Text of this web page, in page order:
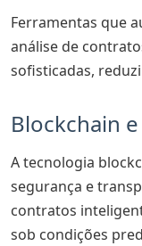
Ferramentas que
análise de
sofisticadas,
Blockchain
A tecnologia
segurança e
contratos
sob condições